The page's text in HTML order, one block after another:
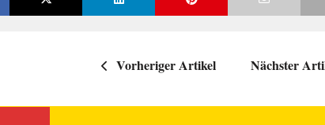
Vorheriger Artikel Nächster